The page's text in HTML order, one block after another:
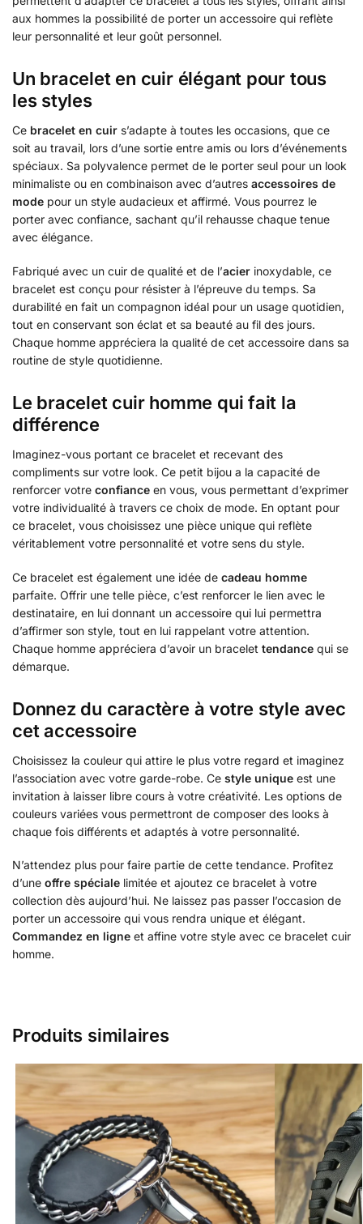
aux hommes la possibilité de porter un accessoire qui reflète
leur personnalité et leur goût personnel.
Un bracelet en cuir élégant pour tous
les styles
Ce bracelet en cuir s’adapte à toutes les occasions, que ce
soit au travail, lors d’une sortie entre amis ou lors d’événements
spéciaux. Sa polyvalence permet de le porter seul pour un look
minimaliste ou en combinaison avec d’autres accessoires de
mode pour un style audacieux et affirmé. Vous pourrez le
porter avec confiance, sachant qu’il rehausse chaque tenue
avec élégance.
Fabriqué avec un cuir de qualité et de l’acier inoxydable, ce
bracelet est conçu pour résister à l’épreuve du temps. Sa
durabilité en fait un compagnon idéal pour un usage quotidien,
tout en conservant son éclat et sa beauté au fil des jours.
Chaque homme appréciera la qualité de cet accessoire dans sa
routine de style quotidienne.
Le bracelet cuir homme qui fait la
différence
Imaginez-vous portant ce bracelet et recevant des
compliments sur votre look. Ce petit bijou a la capacité de
renforcer votre confiance en vous, vous permettant d’exprimer
votre individualité à travers ce choix de mode. En optant pour
ce bracelet, vous choisissez une pièce unique qui reflète
véritablement votre personnalité et votre sens du style.
Ce bracelet est également une idée de cadeau homme
parfaite. Offrir une telle pièce, c’est renforcer le lien avec le
destinataire, en lui donnant un accessoire qui lui permettra
d’affirmer son style, tout en lui rappelant votre attention.
Chaque homme appréciera d’avoir un bracelet tendance qui se
démarque.
Donnez du caractère à votre style avec
cet accessoire
Choisissez la couleur qui attire le plus votre regard et imaginez
l’association avec votre garde-robe. Ce style unique est une
invitation à laisser libre cours à votre créativité. Les options de
couleurs variées vous permettront de composer des looks à
chaque fois différents et adaptés à votre personnalité.
N’attendez plus pour faire partie de cette tendance. Profitez
d’une offre spéciale limitée et ajoutez ce bracelet à votre
collection dès aujourd’hui. Ne laissez pas passer l’occasion de
porter un accessoire qui vous rendra unique et élégant.
Commandez en ligne et affine votre style avec ce bracelet cuir
homme.
Produits similaires